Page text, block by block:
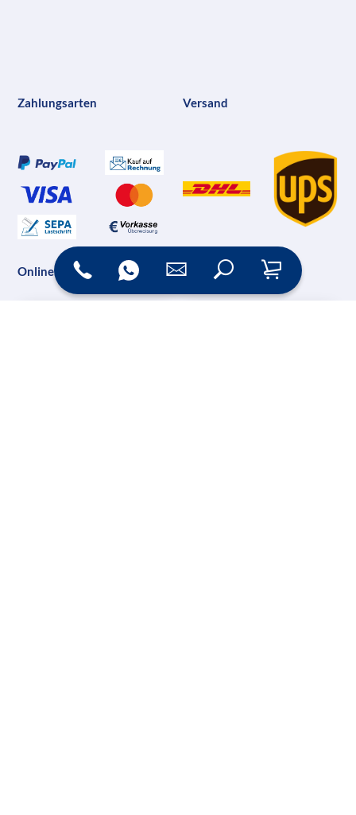
Zahlungsarten Versand
Online Shop